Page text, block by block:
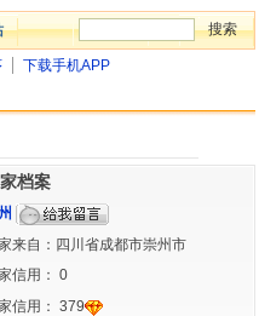
下载手机APP
档案
来自：四川省成都市崇州市
信用： 0
信用： 379